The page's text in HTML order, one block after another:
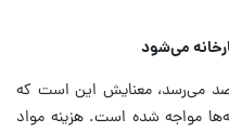
می‌شود
سالانه اقتصاد به ۵۷.۷ درصد می‌رسد، معنایش این است که
مواجه شده است. هزینه مواد